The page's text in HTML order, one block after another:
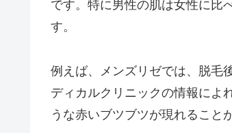
です。特に男性の肌は女性に比
す。
例えば、メンズリゼでは、脱毛
ディカルクリニックの情報によ
うな赤いブツブツが現れること